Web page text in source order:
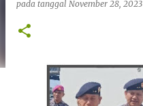
pada tanggal November 28, 2023